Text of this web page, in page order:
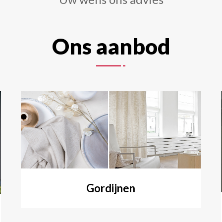
Ons aanbod
Gordijnen